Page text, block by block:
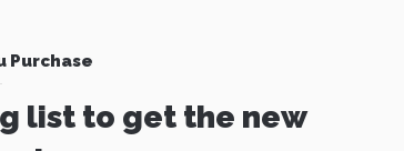
Purchase
list to get the new